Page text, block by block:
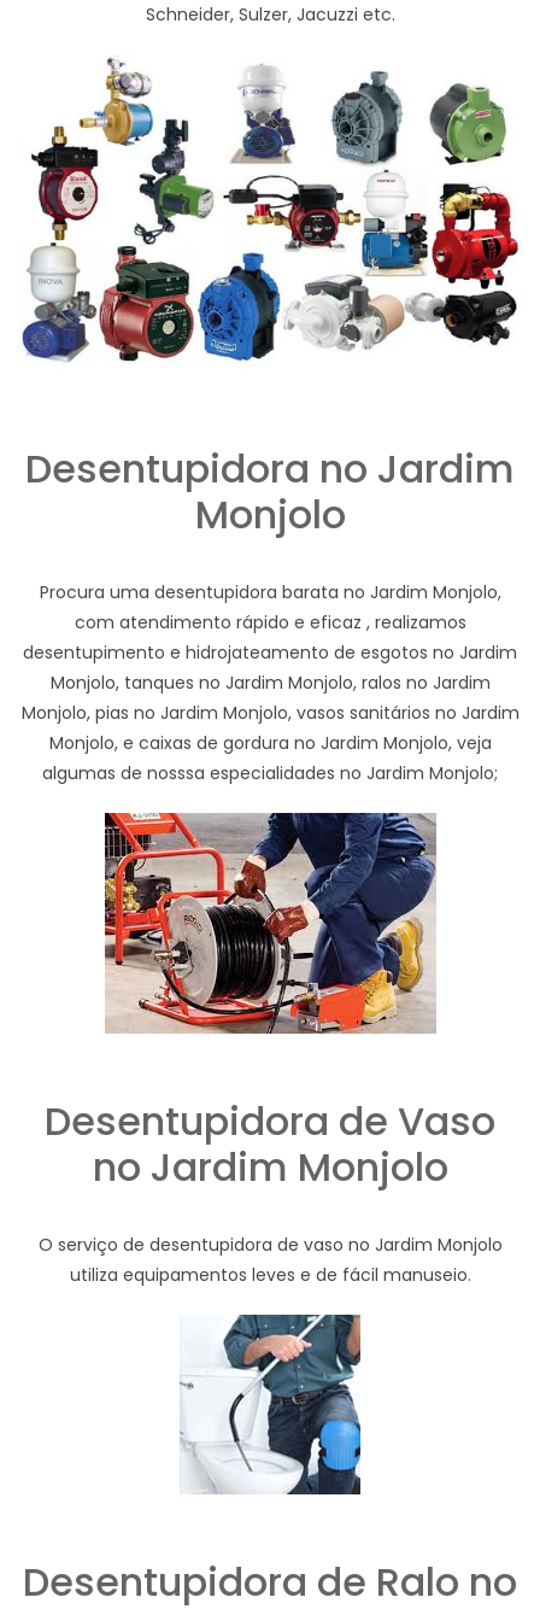
Schneider, Sulzer, Jacuzzi etc.
Desentupidora no Jardim
Monjolo
Procura uma desentupidora barata no Jardim Monjolo,
com atendimento rápido e eficaz , realizamos
desentupimento e hidrojateamento de esgotos no Jardim
Monjolo, tanques no Jardim Monjolo, ralos no Jardim
Monjolo, pias no Jardim Monjolo, vasos sanitários no Jardim
Monjolo, e caixas de gordura no Jardim Monjolo, veja
algumas de nosssa especialidades no Jardim Monjolo;
Desentupidora de Vaso
no Jardim Monjolo
O serviço de desentupidora de vaso no Jardim Monjolo
utiliza equipamentos leves e de fácil manuseio.
Desentupidora de Ralo no